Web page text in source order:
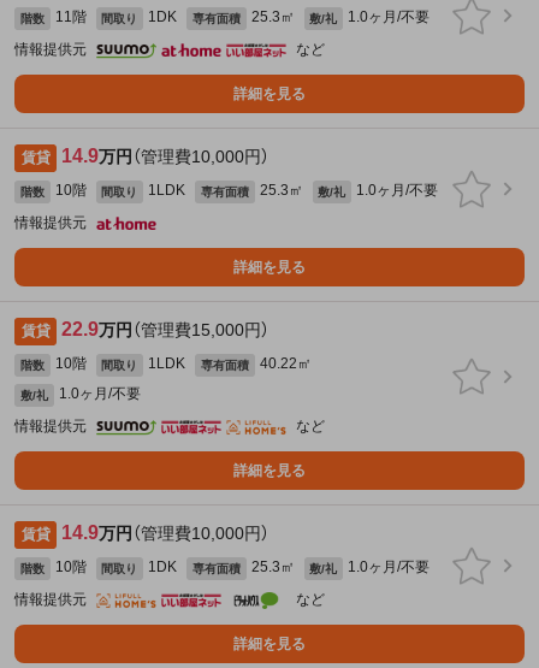
階数 11階 間取り 1DK 専有面積 25.3㎡ 敷/礼
1.0ヶ月/不要
情報提供元
など
詳細を見る
賃貸 14.9万円 （管理費10,000円）
階数 10階 間取り 1LDK 専有面積 25.3㎡ 敷/礼
1.0ヶ月/不要
情報提供元
詳細を見る
賃貸 22.9万円 （管理費15,000円）
階数 10階 間取り 1LDK 専有面積 40.22㎡
敷/礼
1.0ヶ月/不要
情報提供元
など
詳細を見る
賃貸 14.9万円 （管理費10,000円）
階数 10階 間取り 1DK 専有面積 25.3㎡ 敷/礼
1.0ヶ月/不要
情報提供元
など
詳細を見る